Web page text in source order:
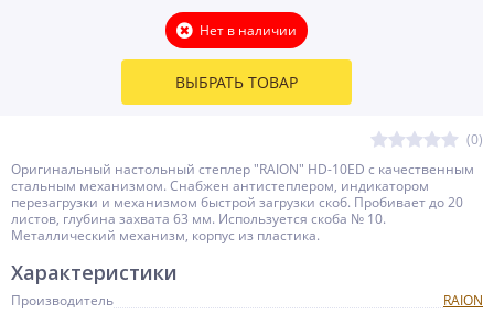
(0)
Оригинальный настольный степлер "RAION" HD-10ED с качественным
стальным механизмом. Снабжен антистеплером, индикатором
перезагрузки и механизмом быстрой загрузки скоб. Пробивает до 20
листов, глубина захвата 63 мм. Используется скоба № 10.
Металлический механизм, корпус из пластика.
Нет в наличии
ВЫБРАТЬ ТОВАР
Характеристики
Производитель
RAION